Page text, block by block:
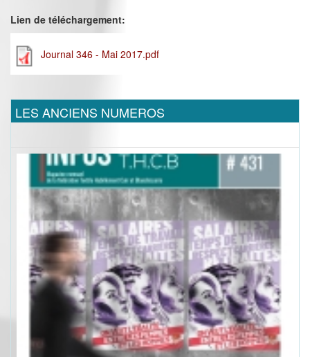
Lien de téléchargement:
Journal 346 - Mai 2017.pdf
LES ANCIENS NUMEROS